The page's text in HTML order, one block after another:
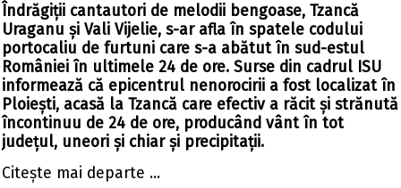
Îndrăgiții cantautori de melodii bengoase, Tzancă
Uraganu și Vali Vijelie, s-ar afla în spatele codului
portocaliu de furtuni care s-a abătut în sud-estul
României în ultimele 24 de ore. Surse din cadrul ISU
informează că epicentrul nenorocirii a fost localizat în
Ploiești, acasă la Tzancă care efectiv a răcit și strănută
încontinuu de 24 de ore, producând vânt în tot
județul, uneori și chiar și precipitații.
Citeşte mai departe ...